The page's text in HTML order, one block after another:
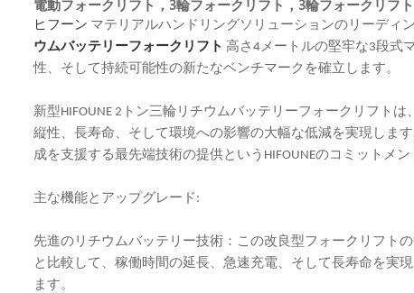
電動フォークリフト，3輪フォークリフト，3輪フォークリフ
ヒフーン マテリアルハンドリングソリューションのリーディ
ウムバッテリーフォークリフト 高さ4メートルの堅牢な3段式
性、そして持続可能性の新たなベンチマークを確立します。
新型HIFOUNE 2トン三輪リチウムバッテリーフォークリフト
縦性、長寿命、そして環境への影響の大幅な低減を実現しま
成を支援する最先端技術の提供というHIFOUNEのコミットメン
主な機能とアップグレード:
先進のリチウムバッテリー技術：この改良型フォークリフト
と比較して、稼働時間の延長、急速充電、そして長寿命を実
ます。